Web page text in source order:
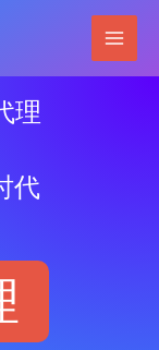
Main
理
代